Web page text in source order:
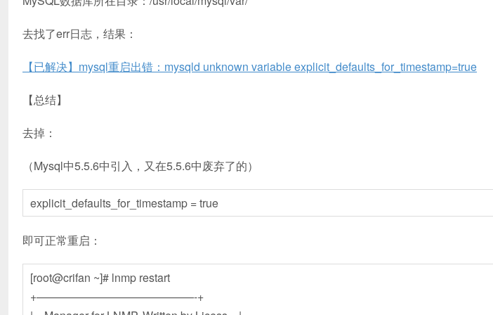
去找了err日志，结果：
【已解决】mysql重启出错：mysqld unknown variable explicit_defaults_for_timestamp=true
【总结】
去掉：
（Mysql中5.5.6中引入，又在5.5.6中废弃了的）
explicit_defaults_for_timestamp = true
即可正常重启：
[root@crifan ~]# lnmp restart
+——————————————-+